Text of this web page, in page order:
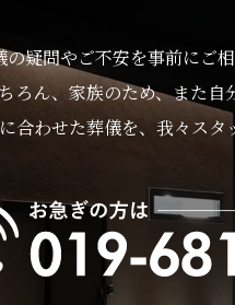
疑問やご不安を事前にご
ん、家族のため、また自
合わせた葬儀を、我々スタ